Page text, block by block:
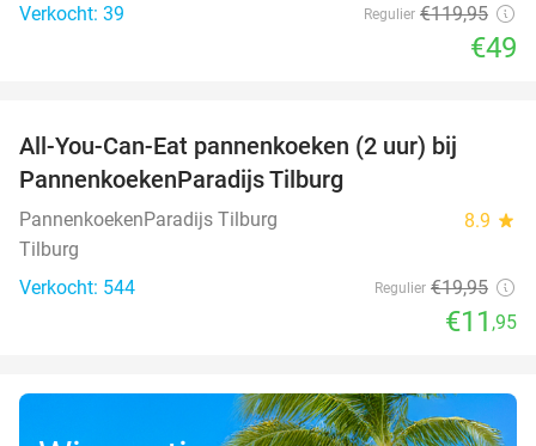
Verkocht: 39
Regulier €119,95
€49
All-You-Can-Eat pannenkoeken (2 uur) bij
PannenkoekenParadijs Tilburg
PannenkoekenParadijs Tilburg 8.9 star
Tilburg
Verkocht: 544
Regulier €19,95
€11 ,95